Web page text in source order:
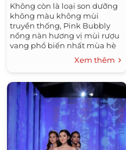
Không còn là loại son dưỡng
không màu không mùi
truyền thống, Pink Bubbly
nồng nàn hương vị mùi rượu
vang phổ biến nhất mùa hè
"Rose" với màu hồng nhẹ
nhàng. Không còn là
loại...
Xem thêm